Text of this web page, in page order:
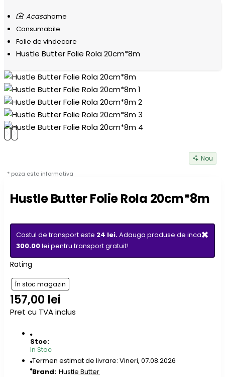
home
Consumabile
Folie de vindecare
Hustle Butter Folie Rola 20cm*8m
* poza este informativa
Nou
Hustle Butter Folie Rola 20cm*8m
×
Costul de transport este 24 lei.Adauga produse de inca
300.00lei pentru transport gratuit!
Rating
În stoc magazin
157,00 lei
Pret cu TVA inclus
Stoc:
In Stoc
Termen estimat de livrare: Vineri, 07.08.2026
Brand: Hustle Butter